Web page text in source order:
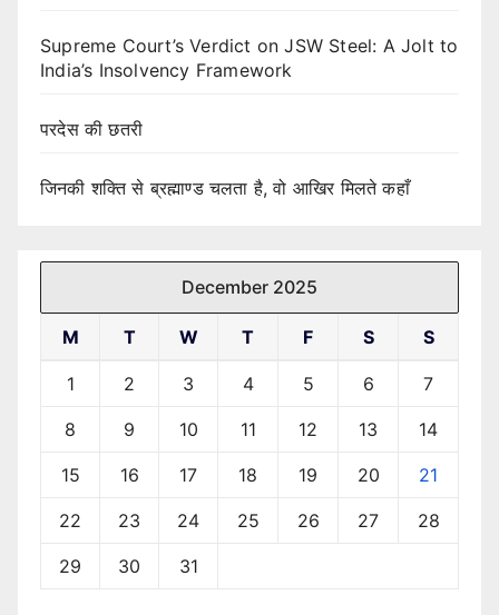
Supreme Court’s Verdict on JSW Steel: A Jolt to
India’s Insolvency Framework
परदेस की छतरी
जिनकी शक्ति से ब्रह्माण्ड चलता है, वो आखिर मिलते कहाँ
December 2025
M T W T F S S
1 2 3 4 5 6 7
8 9 10 11 12 13 14
15 16 17 18 19 20 21
22 23 24 25 26 27 28
29 30 31